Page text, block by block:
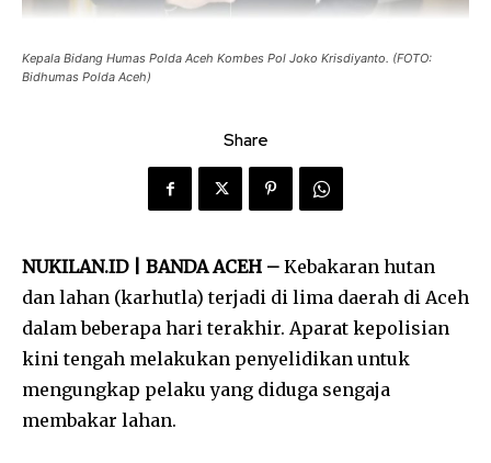
Kepala Bidang Humas Polda Aceh Kombes Pol Joko Krisdiyanto. (FOTO:
Bidhumas Polda Aceh)
Share
NUKILAN.ID | BANDA ACEH – Kebakaran hutan
dan lahan (karhutla) terjadi di lima daerah di Aceh
dalam beberapa hari terakhir. Aparat kepolisian
kini tengah melakukan penyelidikan untuk
mengungkap pelaku yang diduga sengaja
membakar lahan.